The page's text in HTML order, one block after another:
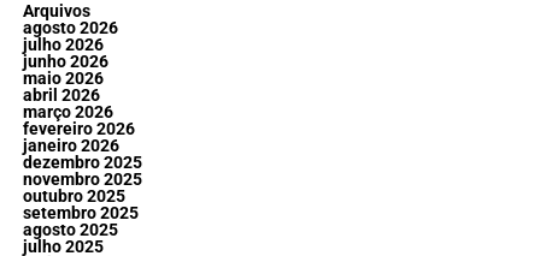
Arquivos
agosto 2026
julho 2026
junho 2026
maio 2026
abril 2026
março 2026
fevereiro 2026
janeiro 2026
dezembro 2025
novembro 2025
outubro 2025
setembro 2025
agosto 2025
julho 2025